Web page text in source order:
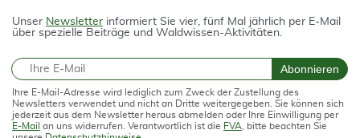
Unser Newsletter informiert Sie vier, fünf Mal jährlich per E-Mail
über spezielle Beiträge und Waldwissen-Aktivitäten.
E-Mail Abonnieren
Ihre E-Mail-Adresse wird lediglich zum Zweck der Zustellung des
Newsletters verwendet und nicht an Dritte weitergegeben. Sie können sich
jederzeit aus dem Newsletter heraus abmelden oder Ihre Einwilligung per
E-Mail an uns widerrufen. Verantwortlich ist die FVA , bitte beachten Sie